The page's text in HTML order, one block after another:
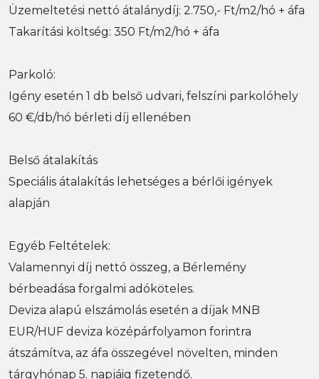
Üzemeltetési nettó átalánydíj: 2.750,- Ft/m2/hó + áfa
Takarítási költség: 350 Ft/m2/hó + áfa
Parkoló:
Igény esetén 1 db belső udvari, felszíni parkolóhely
60 €/db/hó bérleti díj ellenében
Belső átalakítás
Speciális átalakítás lehetséges a bérlői igények
alapján
Egyéb Feltételek:
Valamennyi díj nettó összeg, a Bérlemény
bérbeadása forgalmi adóköteles.
Deviza alapú elszámolás esetén a díjak MNB
EUR/HUF deviza középárfolyamon forintra
átszámítva, az áfa összegével növelten, minden
tárgyhónap 5. napjáig fizetendő.